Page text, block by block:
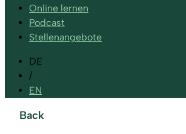
Online lernen
Podcast
Stellenangebote
DE
/
EN
Back